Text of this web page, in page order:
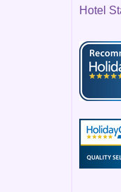
Hotel